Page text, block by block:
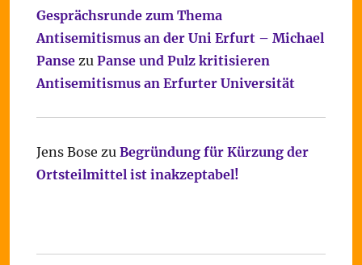
Gesprächsrunde zum Thema
Antisemitismus an der Uni Erfurt – Michael
Pansezu Panse und Pulz kritisieren
Antisemitismus an Erfurter Universität
Jens Bose zu Begründung für Kürzung der
Ortsteilmittel ist inakzeptabel!